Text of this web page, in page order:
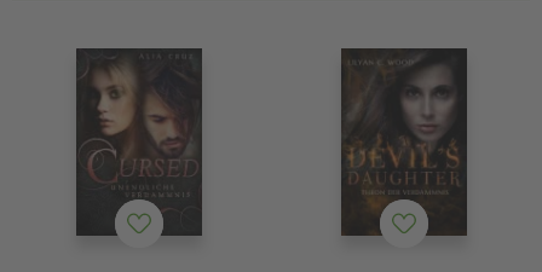
Merkzettel Merkzettel